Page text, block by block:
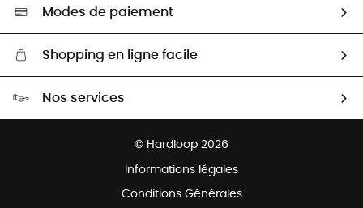
Sélection éco-responsable
Modes de paiement
Shopping en ligne facile
Nos services
© Hardloop 2026
Informations légales
Conditions Générales